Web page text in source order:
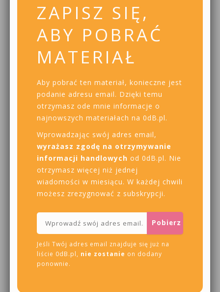
ZAPISZ SIĘ,
ABY POBRAĆ
MATERIAŁ
Aby pobrać ten materiał, konieczne jest
podanie adresu email. Dzięki temu
otrzymasz ode mnie informacje o
najnowszych materiałach na 0dB.pl.
Wprowadzając swój adres email,
wyrażasz zgodę na otrzymywanie
informacji handlowych od 0dB.pl. Nie
otrzymasz więcej niż jednej
wiadomości w miesiącu. W każdej chwili
możesz zrezygnować z subskrypcji.
Jeśli Twój adres email znajduje się już na
liście 0dB.pl, nie zostanie on dodany
ponownie.